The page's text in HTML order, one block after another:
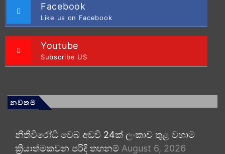
Facebook
Like us on Facebook
Youtube
Subscribe US
නවතම
නීතිවිරෝධී වෙබ් අඩවි 24ක් ලංකාව තුළ වහාම
ක්‍රියාත්මකවන පරිදි තහනම් August 6, 2026